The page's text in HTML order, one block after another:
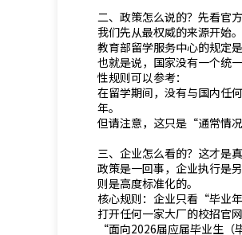
二、政策怎么说的？先看官
我们先从最权威的来源开始。
教育部留学服务中心的规定
也就是说，国家没有一个统
性规则可以参考：
在留学期间，没有与国内任
年。
但请注意，这只是“通常情
三、企业怎么看的？这才是
政策是一回事，企业执行是
则是高度标准化的。
核心规则：企业只看“毕业
打开任何一家大厂的校招官
“面向2026届应届毕业生（